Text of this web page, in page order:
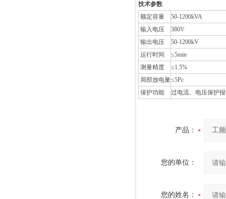
技术参数
额定容量
50-1200kVA
输入电压
380V
输出电压
50-1200kV
运行时间
≤5min
测量精度
≤1.5%
局部放电量≤5Pc
保护功能
过电流、电压保护
产品：
您的单位：
您的姓名：